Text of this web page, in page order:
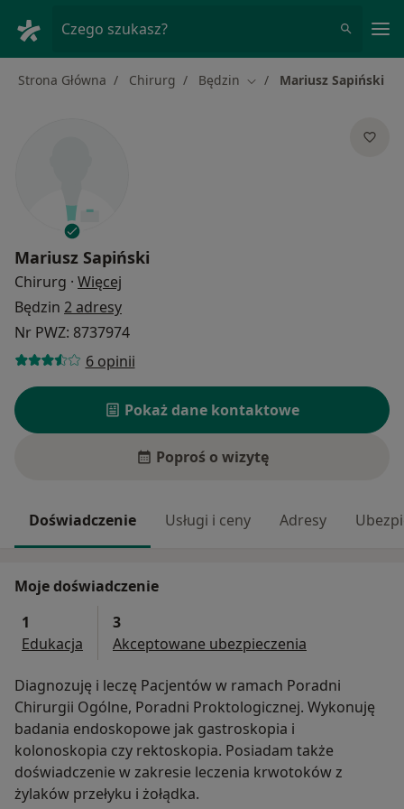
Czego szukasz?
Strona Główna Chirurg Będzin Zmień miasto
Mariusz Sapiński
Mariusz Sapiński
Chirurg · Więcej
Będzin 2 adresy
Nr PWZ: 8737974
6 opinii
Pokaż dane kontaktowe
Poproś o wizytę
Doświadczenie Usługi i ceny Adresy
Moje doświadczenie
1
Edukacja
3
Akceptowane ubezpieczenia
Diagnozuję i leczę Pacjentów w ramach Poradni
Chirurgii Ogólne, Poradni Proktologicznej. Wykonuję
badania endoskopowe jak gastroskopia i
kolonoskopia czy rektoskopia. Posiadam także
doświadczenie w zakresie leczenia krwotoków z
żylaków przełyku i żołądka.